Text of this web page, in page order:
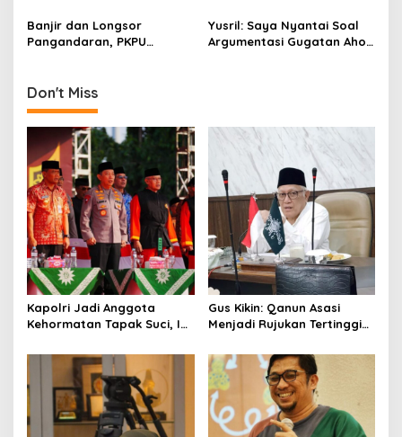
o
Banjir dan Longsor
Pangandaran, PKPU
Yusril: Saya Nyantai Soal
Argumentasi Gugatan Ahok
Don't Miss
Kapolri Jadi Anggota
Kehormatan Tapak Suci, Ini
Gus Kikin: Qanun Asasi
Menjadi Rujukan Tertinggi